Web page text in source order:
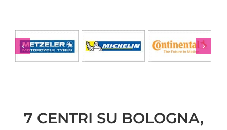
7 CENTRI SU BOLOGNA,